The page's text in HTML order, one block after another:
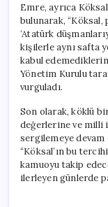
Emre, ayrıca
bulunarak, “Köksal,
‘Atatürk
kişilerle aynı safta
kabul
Yönetim Kurulu
vurguladı.
Son olarak, köklü
değerlerine ve milli
sergilemeye
“Köksal’ın bu
kamuoyu takip
ilerleyen günlerde